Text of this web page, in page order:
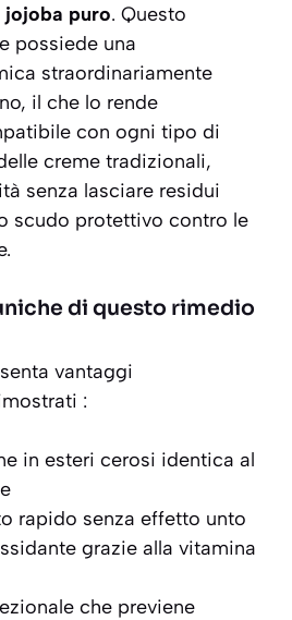
puro. Questo
possiede una
straordinariamente
il che lo rende
con ogni tipo di
creme tradizionali,
senza lasciare residui
scudo protettivo contro le
di questo rimedio
vantaggi
:
in esteri cerosi identica al
rapido senza effetto unto
grazie alla vitamina
che previene